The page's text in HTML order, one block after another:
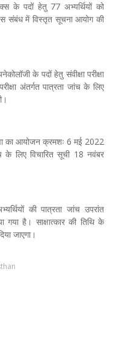
के पदों हेतु 77 अभ्यर्थियों को
संबंध में विस्तृत सूचना आयोग की
के पदों हेतु संवीक्षा परीक्षा
अंतर्गत पात्रता जांच के लिए
का आयोजन क्रमशः 6 मई 2022
के लिए विचारित सूची 18 नवंबर
की पात्रता जांच उपरांत
गया है। साक्षात्कार की तिथि के
जाएगा।